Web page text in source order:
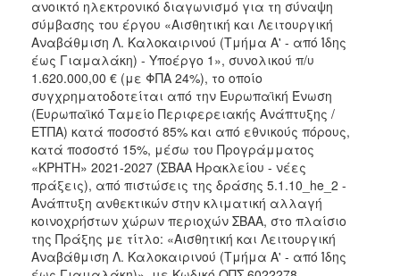
ανοικτό ηλεκτρονικό διαγωνισμό για τη σύναψη
σύμβασης του έργου «Αισθητική και Λειτουργική
Αναβάθμιση Λ. Καλοκαιρινού (Τμήμα Α' - από Ίδης
έως Γιαμαλάκη) - Υποέργο 1», συνολικού π/υ
1.620.000,00 € (με ΦΠΑ 24%), το οποίο
συγχρηματοδοτείται από την Ευρωπαϊκή Ένωση
(Ευρωπαϊκό Ταμείο Περιφερειακής Ανάπτυξης /
ΕΤΠΑ) κατά ποσοστό 85% και από εθνικούς πόρους,
κατά ποσοστό 15%, μέσω του Προγράμματος
«ΚΡΗΤΗ» 2021-2027 (ΣΒΑΑ Ηρακλείου - νέες
πράξεις), από πιστώσεις της δράσης 5.1.10_he_2 -
Ανάπτυξη ανθεκτικών στην κλιματική αλλαγή
κοινοχρήστων χώρων περιοχών ΣΒΑΑ, στο πλαίσιο
της Πράξης με τίτλο: «Αισθητική και Λειτουργική
Αναβάθμιση Λ. Καλοκαιρινού (Τμήμα Α' - από Ίδης